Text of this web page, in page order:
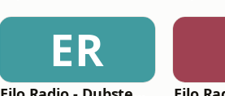
ER